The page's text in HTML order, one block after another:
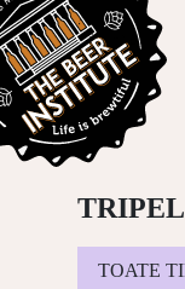
TRIPEL